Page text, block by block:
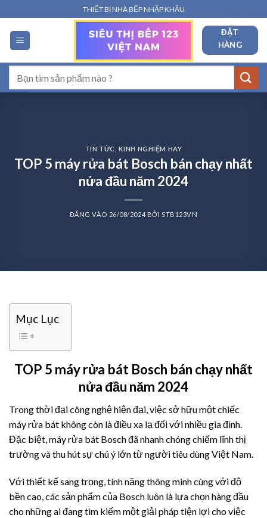
qua
nội
dung
THIẾT BỊ NHÀ BẾP NHẬP KHẨU
ĐẶT
HÀNG
kiếm:
TIN TỨC KINH NGHIỆM HAY
TOP 5 máy rửa bát Bosch bán chạy nhất
nửa đầu năm 2024
ĐĂNG VÀO 26/08/2024 BỞI STB123VN
Mục Lục
TOP 5 máy rửa bát Bosch bán chạy nhất
nửa đầu năm 2024
Trong thời đại công nghệ hiện đại, việc sở hữu một chiếc
máy rửa bát không còn là điều xa lạ đối với nhiều gia đình.
Đặc biệt, máy rửa bát Bosch đã nhanh chóng chiếm lĩnh thị
trường và thu hút sự chú ý lớn từ người tiêu dùng Việt Nam.
Với thiết kế sang trọng, tính năng thông minh cùng với độ
bền cao, các sản phẩm của Bosch luôn là lựa chọn hàng đầu
cho những ai đang tìm kiếm một giải pháp tiện lợi cho việc